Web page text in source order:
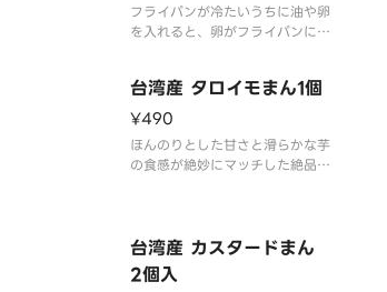
フライパンが冷たいうちに油や卵
を入れると、卵がフライパンにく
際、フライパンはしっかりと加熱
してからごま油をひき、卵を流し
入れましょう。野菜を炒める際
は、強火で一気に炒めると水分が
出ず、おいしく仕上がりま
台湾産 タロイモまん1個
¥490
ほんのりとした甘さと滑らかな芋
の食感が絶妙にマッチした絶品ス
台湾産 カスタードまん
2個入